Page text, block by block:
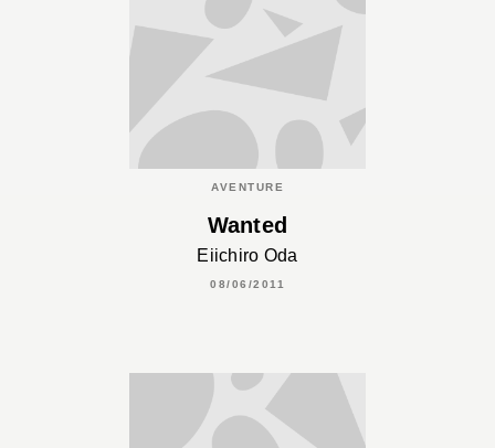
AVENTURE
Wanted
Eiichiro Oda
08/06/2011